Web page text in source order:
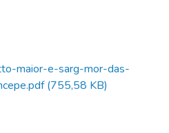
maior-e-sarg-mor-das-
(755,58 KB)